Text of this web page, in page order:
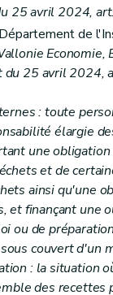
25 avril 2024,
de
Economie,
du 25 avril 2024,
: toute
élargie
une
et de
ainsi qu'une
et finançant une
ou de
couvert d'un
: la situation
des recettes